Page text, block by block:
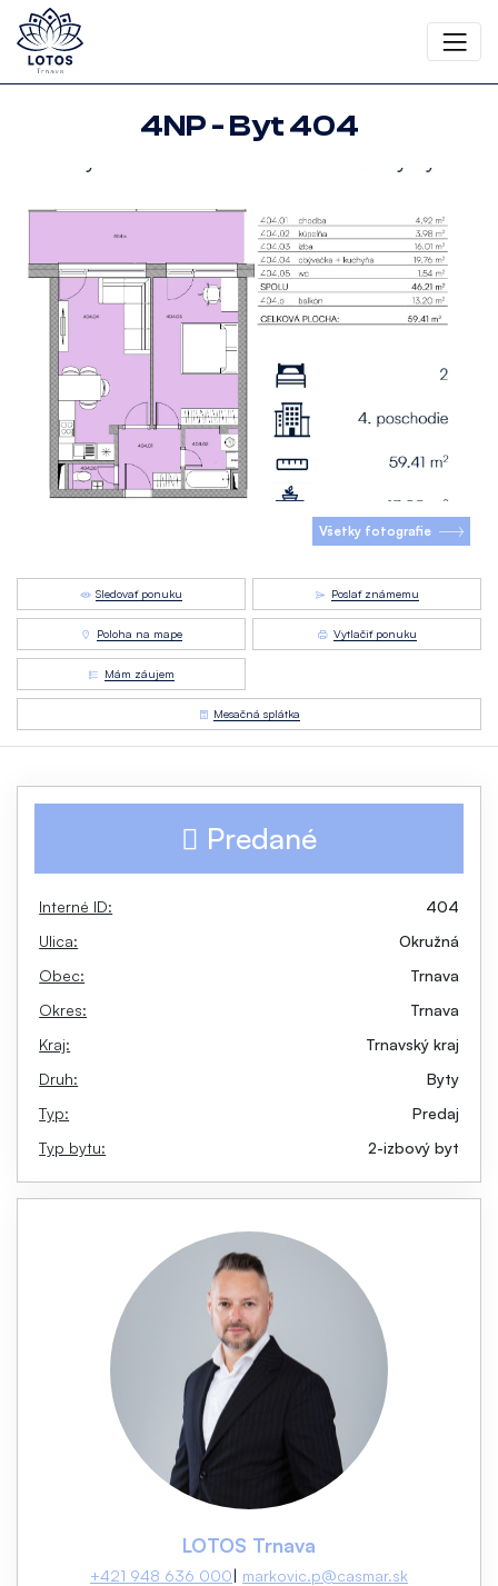
4NP - Byt 404
Všetky fotografie
Sledovať ponuku Poslať známemu
Poloha na mape Vytlačiť ponuku
Mám záujem
Mesačná splátka
Predané
Interné ID:
404
Ulica:
Okružná
Obec:
Trnava
Okres:
Trnava
Kraj:
Trnavský kraj
Druh:
Byty
Typ:
Predaj
Typ bytu:
2-izbový byt
LOTOS Trnava
+421 948 636 000 markovic.p@casmar.sk